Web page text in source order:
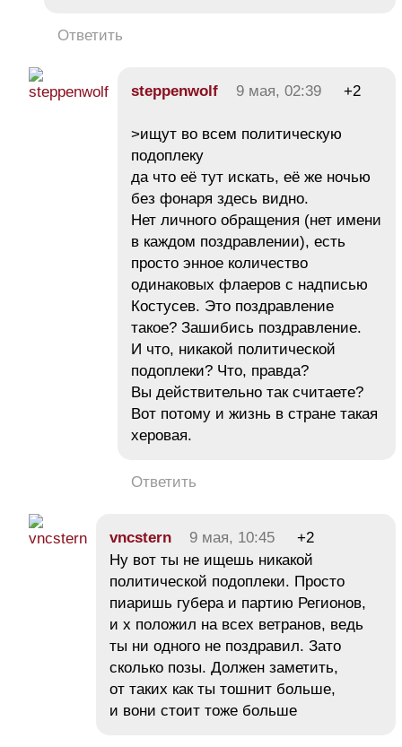
Ответить
steppenwolf 9 мая, 02:39 +2
>ищут во всем политическую
подоплеку
да что её тут искать, её же ночью
без фонаря здесь видно.
Нет личного обращения (нет имени
в каждом поздравлении), есть
просто энное количество
одинаковых флаеров с надписью
Костусев. Это поздравление
такое? Зашибись поздравление.
И что, никакой политической
подоплеки? Что, правда?
Вы действительно так считаете?
Вот потому и жизнь в стране такая
херовая.
Ответить
vncstern 9 мая, 10:45
+2
Ну вот ты не ищешь никакой
политической подоплеки. Просто
пиаришь губера и партию Регионов,
и х положил на всех ветранов, ведь
ты ни одного не поздравил. Зато
сколько позы. Должен заметить,
от таких как ты тошнит больше,
и вони стоит тоже больше